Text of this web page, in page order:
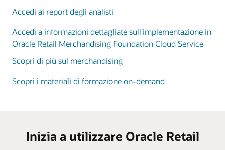
Accedi ai report degli analisti
Accedi a informazioni dettagliate sull'implementazione in
Oracle Retail Merchandising Foundation Cloud Service
Scopri di più sul merchandising
Scopri i materiali di formazione on-demand
Inizia a utilizzare Oracle Retail